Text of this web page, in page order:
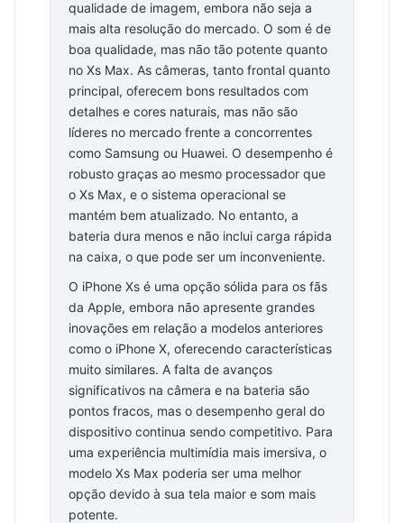
qualidade de imagem, embora não seja a
mais alta resolução do mercado. O som é de
boa qualidade, mas não tão potente quanto
no Xs Max. As câmeras, tanto frontal quanto
principal, oferecem bons resultados com
detalhes e cores naturais, mas não são
líderes no mercado frente a concorrentes
como Samsung ou Huawei. O desempenho é
robusto graças ao mesmo processador que
o Xs Max, e o sistema operacional se
mantém bem atualizado. No entanto, a
bateria dura menos e não inclui carga rápida
na caixa, o que pode ser um inconveniente.
O iPhone Xs é uma opção sólida para os fãs
da Apple, embora não apresente grandes
inovações em relação a modelos anteriores
como o iPhone X, oferecendo características
muito similares. A falta de avanços
significativos na câmera e na bateria são
pontos fracos, mas o desempenho geral do
dispositivo continua sendo competitivo. Para
uma experiência multimídia mais imersiva, o
modelo Xs Max poderia ser uma melhor
opção devido à sua tela maior e som mais
potente.